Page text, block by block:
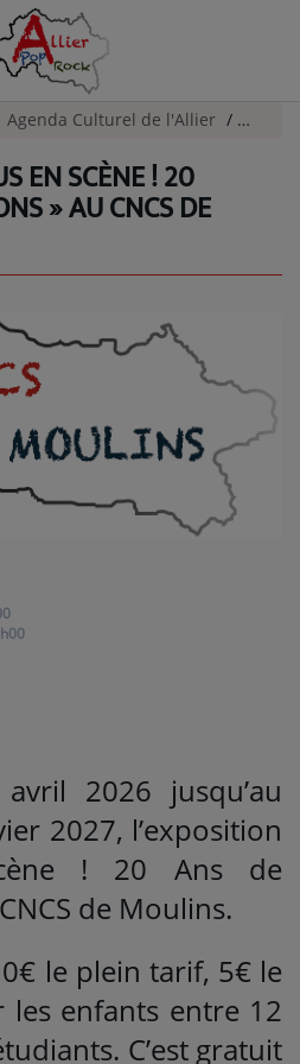
Agenda Culturel de l'Allier
EN SCÈNE ! 20
» AU CNCS DE
2026 jusqu’au
2027, l’exposition
! 20 Ans de
de Moulins.
le plein tarif, 5€ le
enfants entre 12
C’est gratuit